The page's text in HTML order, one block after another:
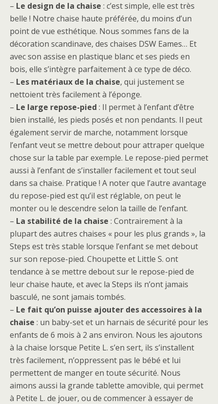
– Le design de la chaise : c’est simple, elle est très
belle ! Notre chaise haute préférée, du moins d’un
point de vue esthétique. Nous sommes fans de la
décoration scandinave, des chaises DSW Eames… Et
avec son assise en plastique blanc et ses pieds en
bois, elle s’intègre parfaitement à ce type de déco.
– Les matériaux de la chaise, qui justement se
nettoient très facilement à l’éponge.
– Le large repose-pied : Il permet à l’enfant d’être
bien installé, les pieds posés et non pendants. Il peut
également servir de marche, notamment lorsque
l’enfant veut se mettre debout pour attraper quelque
chose sur la table par exemple. Le repose-pied permet
aussi à l’enfant de s’installer facilement et tout seul
dans sa chaise. Pratique ! A noter que l’autre avantage
du repose-pied est qu’il est réglable, on peut le
monter ou le descendre selon la taille de l’enfant.
– La stabilité de la chaise : Contrairement à la
plupart des autres chaises « pour les plus grands », la
Steps est très stable lorsque l’enfant se met debout
sur son repose-pied. Choupette et Little S. ont
tendance à se mettre debout sur le repose-pied de
leur chaise haute, et avec la Steps ils n’ont jamais
basculé, ne sont jamais tombés.
– Le fait qu’on puisse ajouter des accessoires à la
chaise : un baby-set et un harnais de sécurité pour les
enfants de 6 mois à 2 ans environ. Nous les ajoutons
à la chaise lorsque Petite L. s’en sert, ils s’installent
très facilement, n’oppressent pas le bébé et lui
permettent de manger en toute sécurité. Nous
aimons aussi la grande tablette amovible, qui permet
à Petite L. de jouer, ou de commencer à essayer de